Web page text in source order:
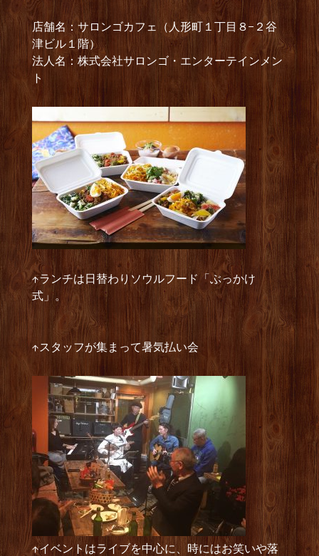
店舗名：サロンゴカフェ（人形町１丁目８−２谷
津ビル１階）
法人名：株式会社サロンゴ・エンターテインメン
ト
↑ランチは日替わりソウルフード「ぶっかけ
式」。
↑スタッフが集まって暑気払い会
↑イベントはライブを中心に、時にはお笑いや落